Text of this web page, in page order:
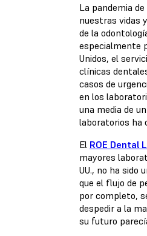
La pandemia
nuestras vidas
de la
especialmente
Unidos, el
clínicas
casos de
en los
una media de
laboratorios ha
El ROE Dental
mayores
UU., no ha sido
que el flujo de
por completo,
despedir a la
su futuro